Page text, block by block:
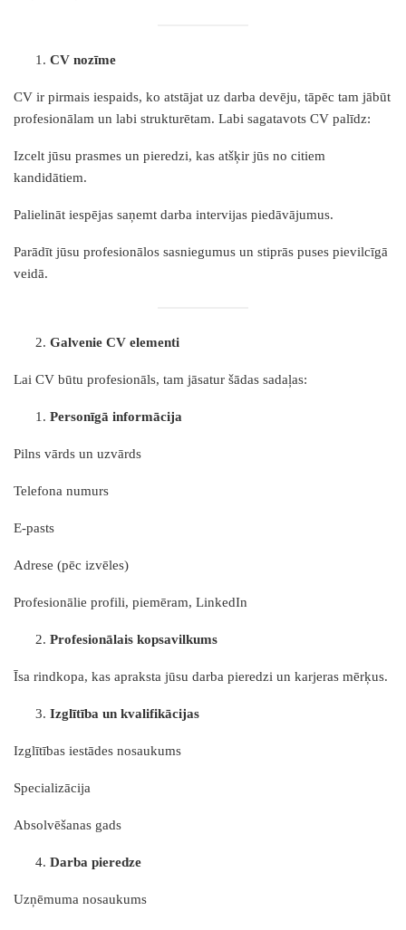
CV nozīme
CV ir pirmais iespaids, ko atstājat uz darba devēju, tāpēc tam jābūt
profesionālam un labi strukturētam. Labi sagatavots CV palīdz:
Izcelt jūsu prasmes un pieredzi, kas atšķir jūs no citiem
kandidātiem.
Palielināt iespējas saņemt darba intervijas piedāvājumus.
Parādīt jūsu profesionālos sasniegumus un stiprās puses pievilcīgā
veidā.
Galvenie CV elementi
Lai CV būtu profesionāls, tam jāsatur šādas sadaļas:
Personīgā informācija
Pilns vārds un uzvārds
Telefona numurs
E-pasts
Adrese (pēc izvēles)
Profesionālie profili, piemēram, LinkedIn
Profesionālais kopsavilkums
Īsa rindkopa, kas apraksta jūsu darba pieredzi un karjeras mērķus.
Izglītība un kvalifikācijas
Izglītības iestādes nosaukums
Specializācija
Absolvēšanas gads
Darba pieredze
Uzņēmuma nosaukums